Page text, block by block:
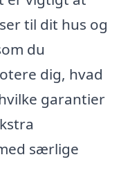
til dit hus og
du
dig, hvad
garantier
særlige